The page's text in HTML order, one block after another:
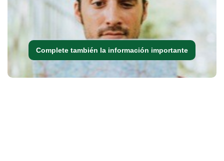
Complete también la información importante